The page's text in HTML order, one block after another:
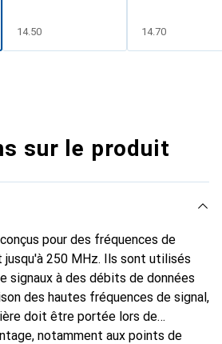
CHF
14.50 CHF
14.70
sur le produit
pour des fréquences de
250 MHz. Ils sont utilisés
signaux à des débits de données
des hautes fréquences de signal,
doit être portée lors de
notamment aux points de